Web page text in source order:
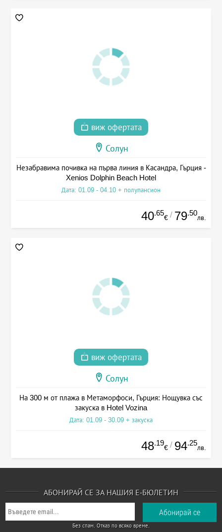
виж офертата
Солун
Незабравима почивка на първа линия в Касандра, Гърция -
Xenios Dolphin Beach Hotel
Дата: 01.09 - 04.10 + полупансион
40.65
€ / 79.50
лв.
виж офертата
Солун
На 300 м от плажа в Метаморфоси, Гърция: Нощувка със
закуска в Hotel Vozina
Дата: 01.09 - 30.09 + закуска
48.19
€ / 94.25
лв.
АБОНИРАЙ СЕ ЗА НАШИЯ Е-БЮЛЕТИН
Без спам. Отказ по всяко време.